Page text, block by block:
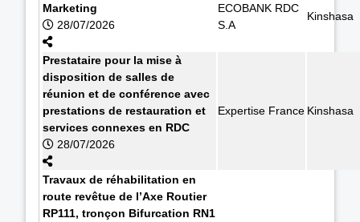
Marketing
28/07/2026
ECOBANK RDC
S.A
Kinshasa
Prestataire pour la mise à
disposition de salles de
réunion et de conférence avec
prestations de restauration et
services connexes en RDC
28/07/2026
Expertise France Kinshasa
Travaux de réhabilitation en
route revêtue de l’Axe Routier
RP111, tronçon Bifurcation RN1